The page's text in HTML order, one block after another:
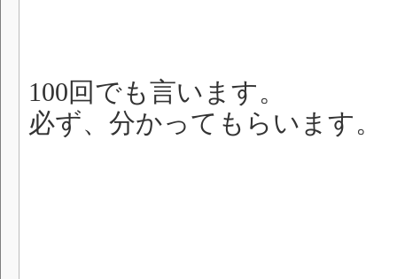
100回でも言います。
必ず、分かってもらいます。